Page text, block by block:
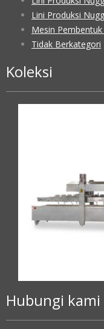
Lini Produksi
Mesin Pembentuk
Tidak Berkategori
Koleksi
Hubungi kami